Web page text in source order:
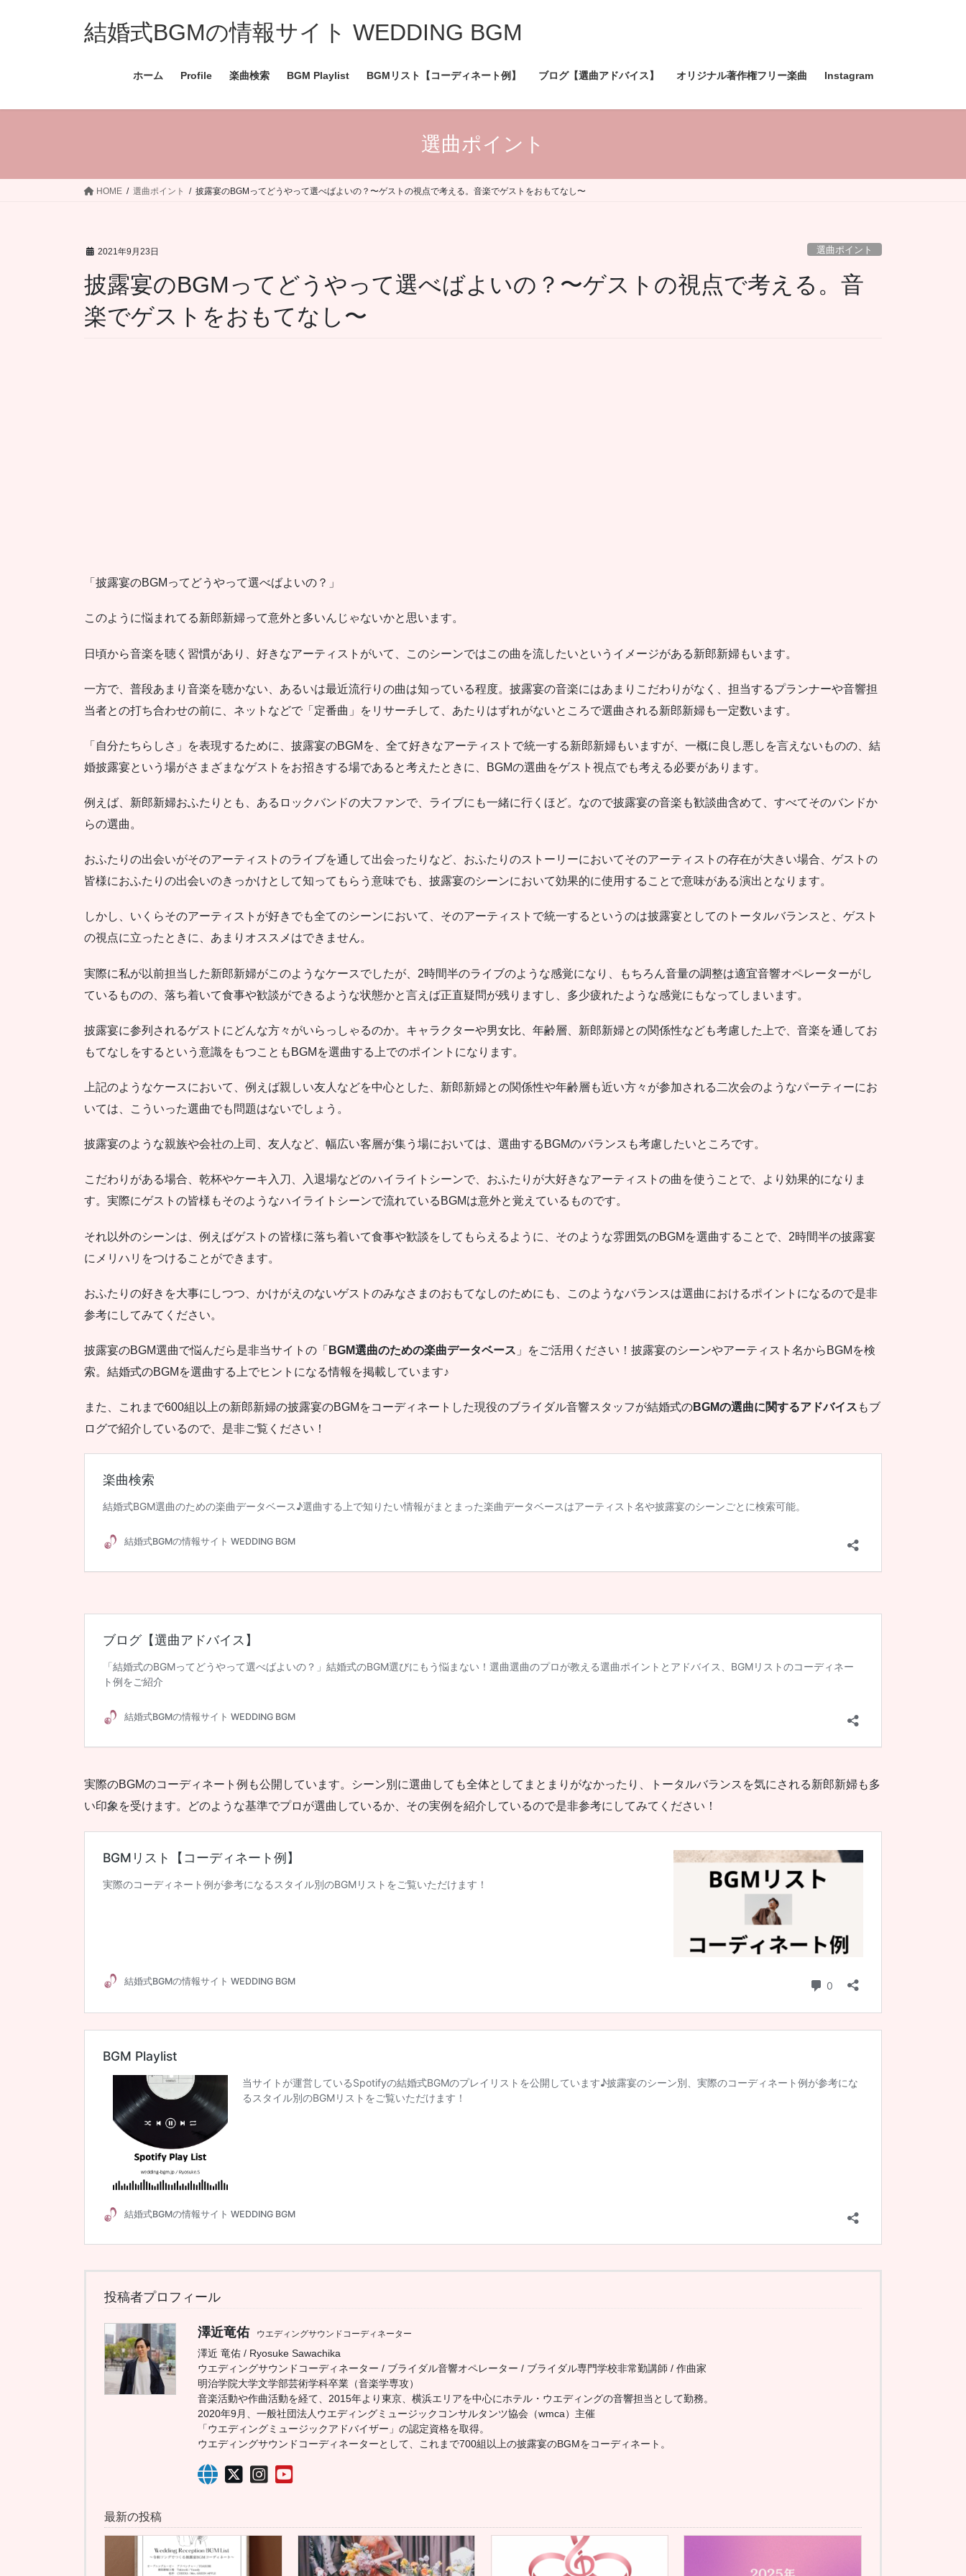
ス
ン
結婚式BGMの情報サイト WEDDING BGM
ホーム Profile 楽曲検索 BGM Playlist BGMリスト【コーディネート例】 ブログ【選曲アドバイス】 オリジナル著作権フリー楽曲 Instagram
選曲ポイント
HOME 選曲ポイント 披露宴のBGMってどうやって選べばよいの？〜ゲストの視点で考える。音楽でゲストをおもてなし〜
2021年9月23日 選曲ポイント
披露宴のBGMってどうやって選べばよいの？〜ゲストの視点で考える。音
楽でゲストをおもてなし〜
「披露宴のBGMってどうやって選べばよいの？」
このように悩まれてる新郎新婦って意外と多いんじゃないかと思います。
日頃から音楽を聴く習慣があり、好きなアーティストがいて、このシーンではこの曲を流したいというイメージがある新郎新婦もいます。
一方で、普段あまり音楽を聴かない、あるいは最近流行りの曲は知っている程度。披露宴の音楽にはあまりこだわりがなく、担当するプランナーや音響担
当者との打ち合わせの前に、ネットなどで「定番曲」をリサーチして、あたりはずれがないところで選曲される新郎新婦も一定数います。
「自分たちらしさ」を表現するために、披露宴のBGMを、全て好きなアーティストで統一する新郎新婦もいますが、一概に良し悪しを言えないものの、結
婚披露宴という場がさまざまなゲストをお招きする場であると考えたときに、BGMの選曲をゲスト視点でも考える必要があります。
例えば、新郎新婦おふたりとも、あるロックバンドの大ファンで、ライブにも一緒に行くほど。なので披露宴の音楽も歓談曲含めて、すべてそのバンドか
らの選曲。
おふたりの出会いがそのアーティストのライブを通して出会ったりなど、おふたりのストーリーにおいてそのアーティストの存在が大きい場合、ゲストの
皆様におふたりの出会いのきっかけとして知ってもらう意味でも、披露宴のシーンにおいて効果的に使用することで意味がある演出となります。
しかし、いくらそのアーティストが好きでも全てのシーンにおいて、そのアーティストで統一するというのは披露宴としてのトータルバランスと、ゲスト
の視点に立ったときに、あまりオススメはできません。
実際に私が以前担当した新郎新婦がこのようなケースでしたが、2時間半のライブのような感覚になり、もちろん音量の調整は適宜音響オペレーターがし
ているものの、落ち着いて食事や歓談ができるような状態かと言えば正直疑問が残りますし、多少疲れたような感覚にもなってしまいます。
披露宴に参列されるゲストにどんな方々がいらっしゃるのか。キャラクターや男女比、年齢層、新郎新婦との関係性なども考慮した上で、音楽を通してお
もてなしをするという意識をもつこともBGMを選曲する上でのポイントになります。
上記のようなケースにおいて、例えば親しい友人などを中心とした、新郎新婦との関係性や年齢層も近い方々が参加される二次会のようなパーティーにお
いては、こういった選曲でも問題はないでしょう。
披露宴のような親族や会社の上司、友人など、幅広い客層が集う場においては、選曲するBGMのバランスも考慮したいところです。
こだわりがある場合、乾杯やケーキ入刀、入退場などのハイライトシーンで、おふたりが大好きなアーティストの曲を使うことで、より効果的になりま
す。実際にゲストの皆様もそのようなハイライトシーンで流れているBGMは意外と覚えているものです。
それ以外のシーンは、例えばゲストの皆様に落ち着いて食事や歓談をしてもらえるように、そのような雰囲気のBGMを選曲することで、2時間半の披露宴
にメリハリをつけることができます。
おふたりの好きを大事にしつつ、かけがえのないゲストのみなさまのおもてなしのためにも、このようなバランスは選曲におけるポイントになるので是非
参考にしてみてください。
披露宴のBGM選曲で悩んだら是非当サイトの「 BGM選曲のための楽曲データベース 」をご活用ください！披露宴のシーンやアーティスト名からBGMを検
索。結婚式のBGMを選曲する上でヒントになる情報を掲載しています♪
また、これまで600組以上の新郎新婦の披露宴のBGMをコーディネートした現役のブライダル音響スタッフが結婚式のBGMの選曲に関するアドバイス もブ
ログで紹介しているので、是非ご覧ください！
実際のBGMのコーディネート例も公開しています。シーン別に選曲しても全体としてまとまりがなかったり、トータルバランスを気にされる新郎新婦も多
い印象を受けます。どのような基準でプロが選曲しているか、その実例を紹介しているので是非参考にしてみてください！
投稿者プロフィール
澤近竜佑 ウエディングサウンドコーディネーター
澤近 竜佑 / Ryosuke Sawachika
ウエディングサウンドコーディネーター / ブライダル音響オペレーター / ブライダル専門学校非常勤講師 / 作曲家
明治学院大学文学部芸術学科卒業（音楽学専攻）
音楽活動や作曲活動を経て、2015年より東京、横浜エリアを中心にホテル・ウエディングの音響担当として勤務。
2020年9月、一般社団法人ウエディングミュージックコンサルタンツ協会（wmca）主催
「ウエディングミュージックアドバイザー」の認定資格を取得。
ウエディングサウンドコーディネーターとして、これまで700組以上の披露宴のBGMをコーディネート。
最新の投稿